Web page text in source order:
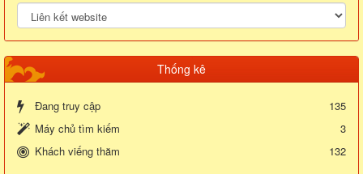
Thống kê
Đang truy cập
135
Máy chủ tìm kiếm
3
Khách viếng thăm
132